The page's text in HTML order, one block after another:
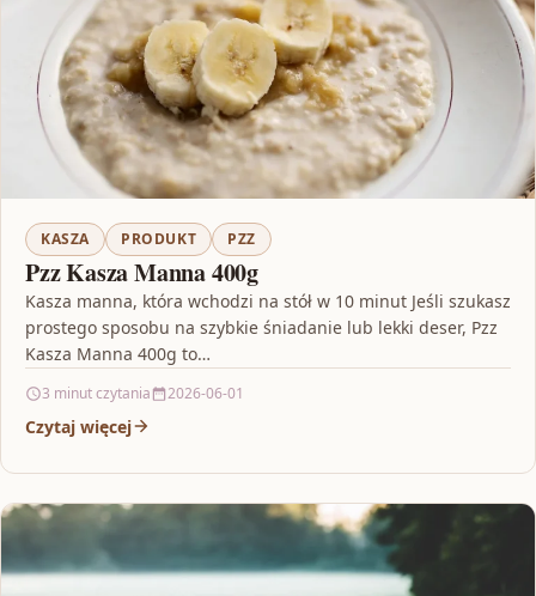
KASZA PRODUKT PZZ
Pzz Kasza Manna 400g
Kasza manna, która wchodzi na stół w 10 minut Jeśli szukasz
prostego sposobu na szybkie śniadanie lub lekki deser, Pzz
Kasza Manna 400g to…
3 minut czytania 2026-06-01
Czytaj więcej